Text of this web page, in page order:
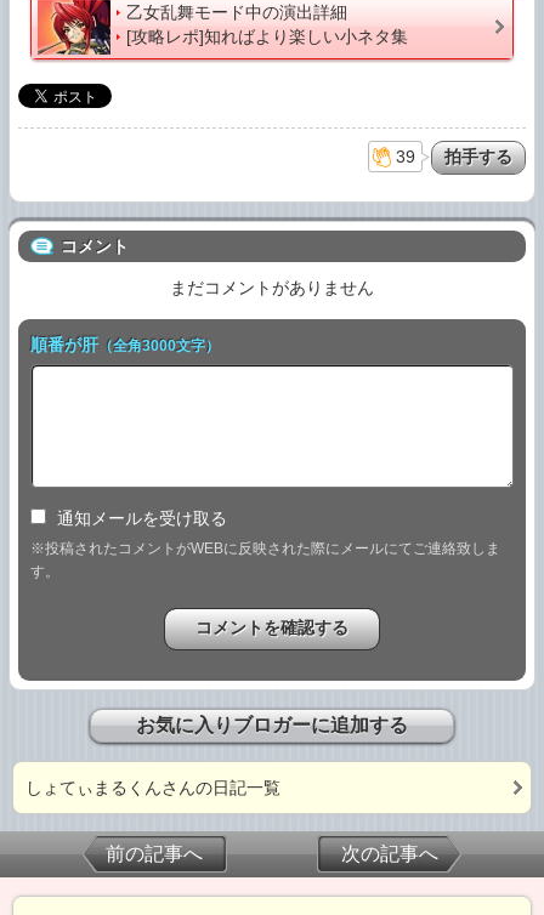
乙女乱舞モード中の演出詳細
[攻略レポ]知ればより楽しい小ネタ集
39
コメント
まだコメントがありません
順番が肝 （全角3000文字）
通知メールを受け取る
※投稿されたコメントがWEBに反映された際にメールにてご連絡致しま
す。
お気に入りブロガーに追加する
しょてぃまるくんさんの日記一覧
前の記事へ 次の記事へ